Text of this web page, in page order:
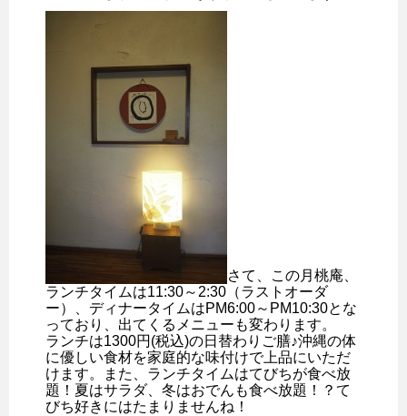
さて、この月桃庵、
ランチタイムは11:30～2:30（ラストオーダ
ー）、ディナータイムはPM6:00～PM10:30とな
っており、出てくるメニューも変わります。
ランチは1300円(税込)の日替わりご膳♪沖縄の体
に優しい食材を家庭的な味付けで上品にいただ
けます。また、ランチタイムはてびちが食べ放
題！夏はサラダ、冬はおでんも食べ放題！？て
びち好きにはたまりませんね！